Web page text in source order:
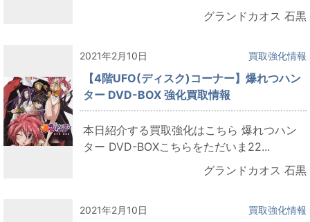
グランドカオス 石黒
2021年2月10日 買取強化情報
【4階UFO(ディスク)コーナー】爆れつハン
ター DVD-BOX 強化買取情報
本日紹介する買取強化はこちら 爆れつハン
ター DVD-BOXこちらをただいま22...
グランドカオス 石黒
2021年2月10日 買取強化情報